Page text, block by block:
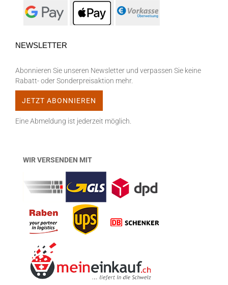
NEWSLETTER
Abonnieren Sie unseren Newsletter und verpassen Sie keine
Rabatt- oder Sonderpreisaktion mehr.
Eine Abmeldung ist jederzeit möglich.
WIR VERSENDEN MIT